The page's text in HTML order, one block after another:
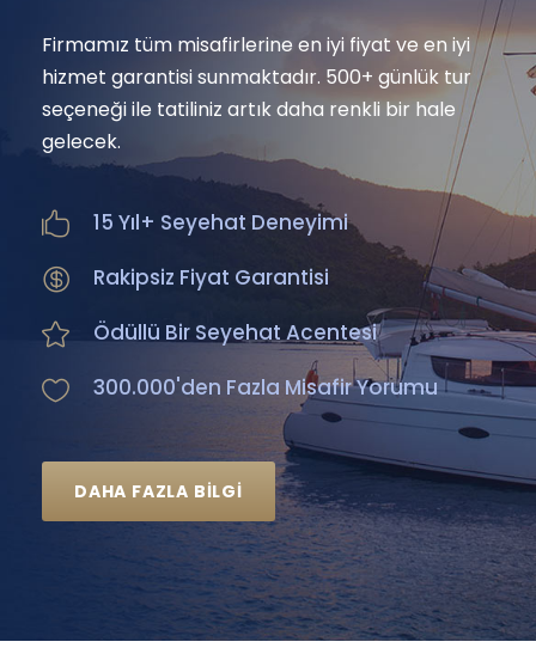
Firmamız tüm misafirlerine en iyi fiyat ve en iyi
hizmet garantisi sunmaktadır. 500+ günlük tur
seçeneği ile tatiliniz artık daha renkli bir hale
gelecek.
15 Yıl+ Seyehat Deneyimi
Rakipsiz Fiyat Garantisi
Ödüllü Bir Seyehat Acentesi
300.000'den Fazla Misafir Yorumu
DAHA FAZLA BILGI